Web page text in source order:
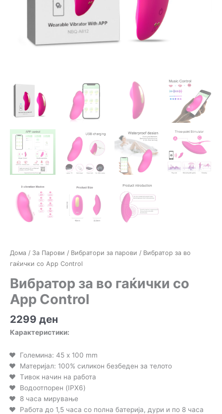
Дома / За Парови / Вибратори за парови / Вибратор за во
гаќички со App Control
Вибратор за во гаќички со
App Control
2299 ден
Карактеристики:
Големина: 45 x 100 mm
Материјал: 100% силикон безбеден за телото
Tивок начин на работа
Водоотпорен (IPX6)
8 часа мирување
Работа до 1,5 часа со полна батерија, дури и по 8 часа